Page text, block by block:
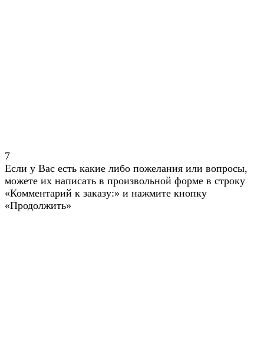
7
Если у Вас есть какие либо пожелания или вопросы,
можете их написать в произвольной форме в строку
«Комментарий к заказу:» и нажмите кнопку
«Продолжить»